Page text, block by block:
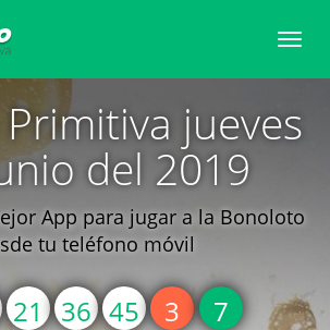
Toggle
jueves
del 2019
App para jugar a la Bonoloto
tu teléfono móvil
21 36 45 3 7